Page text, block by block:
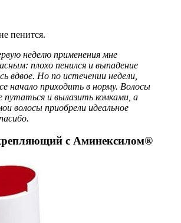
пенится.
неделю применения мне
плохо пенился и выпадение
вдвое. Но по истечении недели,
начало приходить в норму. Волосы
путаться и вылазить комками, а
волосы приобрели идеальное
с Аминекcилом®